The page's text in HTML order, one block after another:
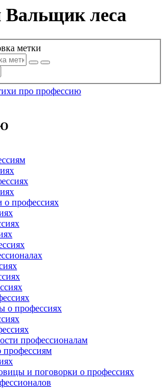
Вальщик леса
метки
про профессию
о профессиях
о профессиях
профессионалам
профессиям
и поговорки о профессиях